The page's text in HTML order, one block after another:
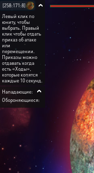
[258:171:8]
Левый клик по
юниту, чтобы
выбрать. Правый
клик чтобы отдать
приказ об атаке
или
перемещении.
Приказы можно
отдавать когда
есть «Ходы»,
которые копятся
каждые 10 секунд.
Нападающие:
intikam
CZT
Обороняющиеся:
MARODER